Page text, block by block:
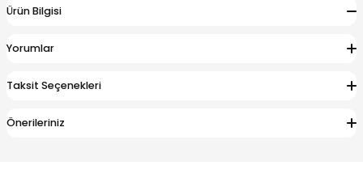
Ürün Bilgisi
Yorumlar
Taksit Seçenekleri
Önerileriniz
Alt
ve Taç